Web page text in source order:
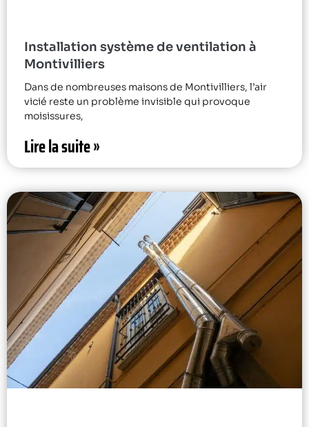
Installation système de ventilation à
Montivilliers
Dans de nombreuses maisons de Montivilliers, l’air
vicié reste un problème invisible qui provoque
moisissures,
Lire la suite »